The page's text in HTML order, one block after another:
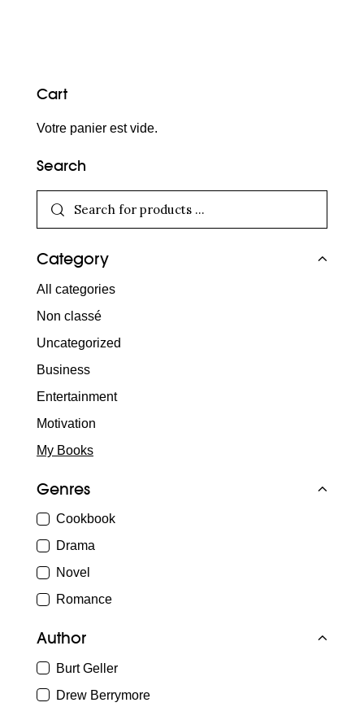
Cart
Votre panier est vide.
Search
Category
All categories
Non classé
Uncategorized
Business
Entertainment
Motivation
My Books
Genres
Cookbook
Drama
Novel
Romance
Author
Burt Geller
Drew Berrymore